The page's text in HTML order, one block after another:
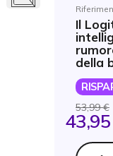
Il
della
53,99 €
Qtà